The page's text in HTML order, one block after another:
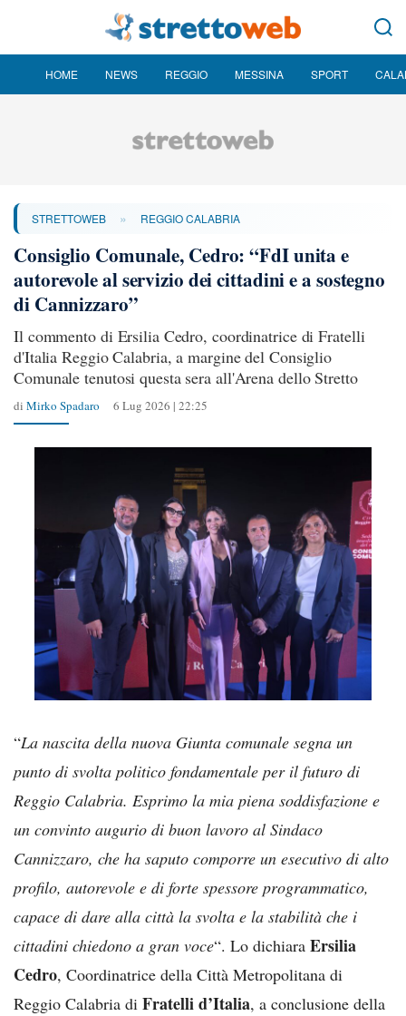
HOME NEWS REGGIO MESSINA SPORT
STRETTOWEB » REGGIO CALABRIA
Consiglio Comunale, Cedro: “FdI unita e
autorevole al servizio dei cittadini e a sostegno
di Cannizzaro”
Il commento di Ersilia Cedro, coordinatrice di Fratelli
d'Italia Reggio Calabria, a margine del Consiglio
Comunale tenutosi questa sera all'Arena dello Stretto
di Mirko Spadaro 6 Lug 2026 | 22:25
“La nascita della nuova Giunta comunale segna un
punto di svolta politico fondamentale per il futuro di
Reggio Calabria. Esprimo la mia piena soddisfazione e
un convinto augurio di buon lavoro al Sindaco
Cannizzaro, che ha saputo comporre un esecutivo di alto
profilo, autorevole e di forte spessore programmatico,
capace di dare alla città la svolta e la stabilità che i
cittadini chiedono a gran voce“. Lo dichiara Ersilia
Cedro, Coordinatrice della Città Metropolitana di
Reggio Calabria di Fratelli d’Italia, a conclusione della